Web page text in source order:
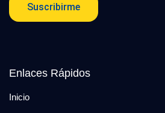
Suscribirme
Enlaces Rápidos
Inicio